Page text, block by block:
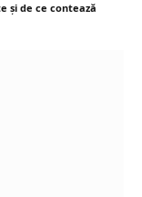
și de ce contează